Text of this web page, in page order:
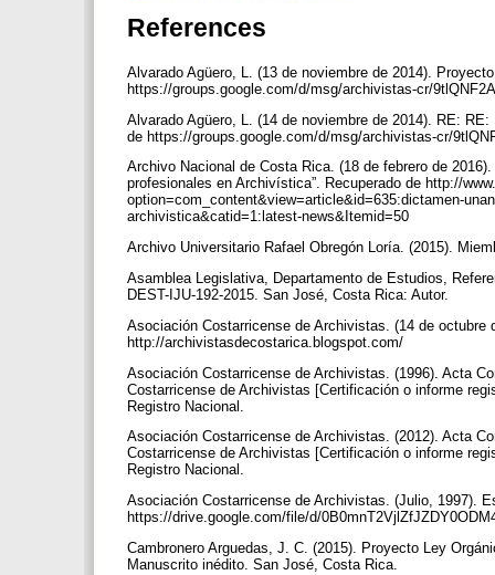
References
Alvarado Agüero, L. (13 de noviembre de 2014).
https://groups.google.com/d/msg/archivistas-cr/
Alvarado Agüero, L. (14 de noviembre de 2014). RE:
de https://groups.google.com/d/msg/archivistas-cr/
Archivo Nacional de Costa Rica. (18 de febrero de
profesionales en Archivística”. Recuperado de http://
option=com_content&view=article&id=635:dictamen-
archivistica&catid=1:latest-news&Itemid=50
Archivo Universitario Rafael Obregón Loría. (2015).
Asamblea Legislativa, Departamento de Estudios,
DEST-IJU-192-2015. San José, Costa Rica: Autor.
Asociación Costarricense de Archivistas. (14 de octubre
http://archivistasdecostarica.blogspot.com/
Asociación Costarricense de Archivistas. (1996). Acta
Costarricense de Archivistas [Certificación o informe
Registro Nacional.
Asociación Costarricense de Archivistas. (2012). Acta
Costarricense de Archivistas [Certificación o informe
Registro Nacional.
Asociación Costarricense de Archivistas. (Julio, 1997).
https://drive.google.com/file/d/
Cambronero Arguedas, J. C. (2015). Proyecto Ley
Manuscrito inédito. San José, Costa Rica.